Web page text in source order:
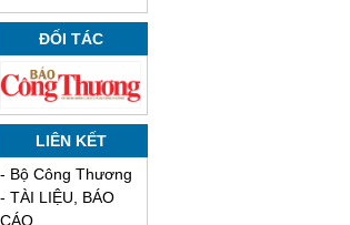
ĐỐI TÁC
LIÊN KẾT
- Bộ Công Thương
- TÀI LIỆU, BÁO
CÁO